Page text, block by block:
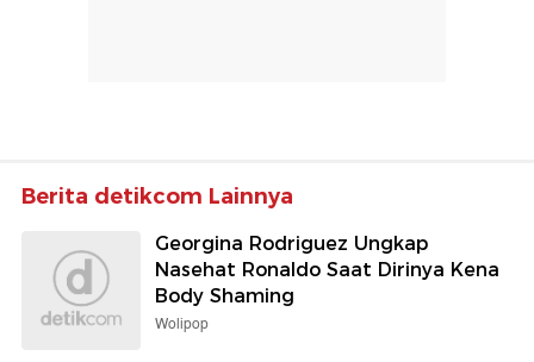
Berita detikcom Lainnya
Georgina Rodriguez Ungkap
Nasehat Ronaldo Saat Dirinya Kena
Body Shaming
Wolipop